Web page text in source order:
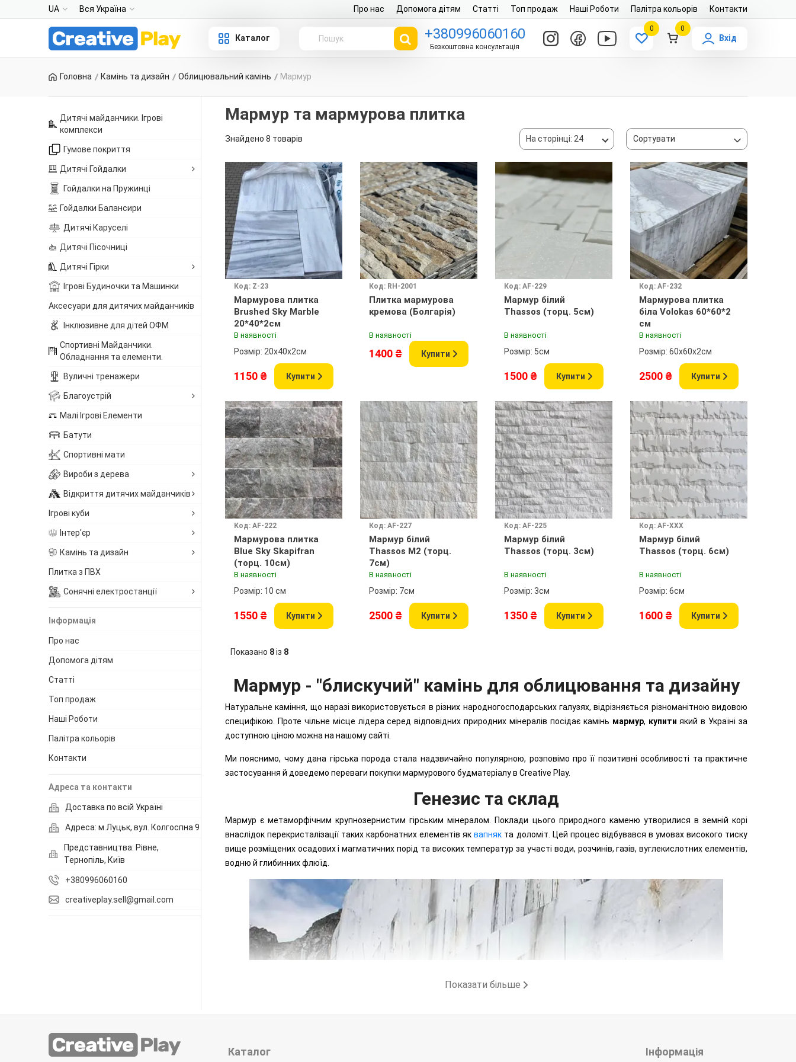
UA Вся Україна Про нас Допомога дітям Статті Топ продаж Наші Роботи Палітра кольорів Контакти
Каталог +380996060160
Безкоштовна консультація
0 0
Вхід
Головна Камінь та дизайн Облицювальний камінь Мармур
Дитячі майданчики. Ігрові
комплекси
Гумове покриття
Дитячі Гойдалки
Гойдалки на Пружинці
Гойдалки Балансири
Дитячі Каруселі
Дитячі Пісочниці
Дитячі Гірки
Ігрові Будиночки та Машинки
Аксесуари для дитячих майданчиків
Інклюзивне для дітей ОФМ
Спортивні Майданчики.
Обладнання та елементи.
Вуличні тренажери
Благоустрій
Малі Ігрові Елементи
Батути
Спортивні мати
Вироби з дерева
Відкриття дитячих майданчиків
Ігрові куби
Інтер'єр
Камінь та дизайн
Плитка з ПВХ
Сонячні електростанції
Інформація
Про нас
Допомога дітям
Статті
Топ продаж
Наші Роботи
Палітра кольорів
Контакти
Адреса та контакти
Доставка по всій Україні
Адреса: м.Луцьк, вул. Колгоспна 9
Представництва: Рівне,
Тернопіль, Київ
+380996060160
creativeplay.sell@gmail.com
Мармур та мармурова плитка
Знайдено 8 товарів На сторінці: 24 Сортувати
Код: Z-23
Мармурова плитка
Brushed Sky Marble
20*40*2см
В наявності
Розмір: 20х40х2см
1150 ₴ Купити
Код: RH-2001
Плитка мармурова
кремова (Болгарія)
В наявності
1400 ₴ Купити
Код: AF-229
Мармур білий
Thassos (торц. 5см)
В наявності
Розмір: 5см
1500 ₴ Купити
Код: AF-232
Мармурова плитка
біла Volokas 60*60*2
см
В наявності
Розмір: 60х60х2см
2500 ₴ Купити
Код: AF-222
Мармурова плитка
Blue Sky Skapifran
(торц. 10см)
В наявності
Розмір: 10 см
1550 ₴ Купити
Код: AF-227
Мармур білий
Thassos М2 (торц.
7см)
В наявності
Розмір: 7см
2500 ₴ Купити
Код: AF-225
Мармур білий
Thassos (торц. 3см)
В наявності
Розмір: 3см
1350 ₴ Купити
Код: AF-XXX
Мармур білий
Thassos (торц. 6см)
В наявності
Розмір: 6см
1600 ₴ Купити
Показано 8із 8
Мармур - "блискучий" камінь для облицювання та дизайну
Натуральне каміння, що наразі використовується в різних народногосподарських галузях, відрізняється різноманітною видовою
специфікою. Проте чільне місце лідера серед відповідних природних мінералів посідає камінь мармур, купити який в Україні за
доступною ціною можна на нашому сайті.
Ми пояснимо, чому дана гірська порода стала надзвичайно популярною, розповімо про її позитивні особливості та практичне
застосування й доведемо переваги покупки мармурового будматеріалу в Creative Play.
Генезис та склад
Мармур є метаморфічним крупнозернистим гірським мінералом. Поклади цього природного каменю утворилися в земній корі
внаслідок перекристалізації таких карбонатних елементів яквапняк та доломіт. Цей процес відбувався в умовах високого тиску
вище розміщених осадових і магматичних порід та високих температур за участі води, розчинів, газів, вуглекислотних елементів,
водню й глибинних флюїд.
Показати більше
Каталог Інформація